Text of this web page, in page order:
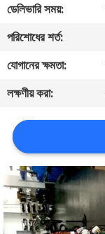
আমাদের
সাথে
যোগাযোগ
করুন
খবর
সাইট
ম্যাপ
ডেলিভারি সময়:
পরিশোধের শর্ত:
যোগানের ক্ষমতা:
লক্ষণীয় করা: